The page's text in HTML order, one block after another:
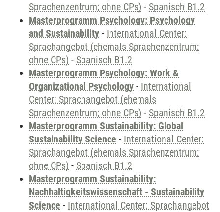
Sprachenzentrum; ohne CPs) - Spanisch B1.2
Masterprogramm Psychology: Psychology
and Sustainability - International Center:
Sprachangebot (ehemals Sprachenzentrum;
ohne CPs) - Spanisch B1.2
Masterprogramm Psychology: Work &
Organizational Psychology - International
Center: Sprachangebot (ehemals
Sprachenzentrum; ohne CPs) - Spanisch B1.2
Masterprogramm Sustainability: Global
Sustainability Science - International Center:
Sprachangebot (ehemals Sprachenzentrum;
ohne CPs) - Spanisch B1.2
Masterprogramm Sustainability:
Nachhaltigkeitswissenschaft - Sustainability
Science - International Center: Sprachangebot